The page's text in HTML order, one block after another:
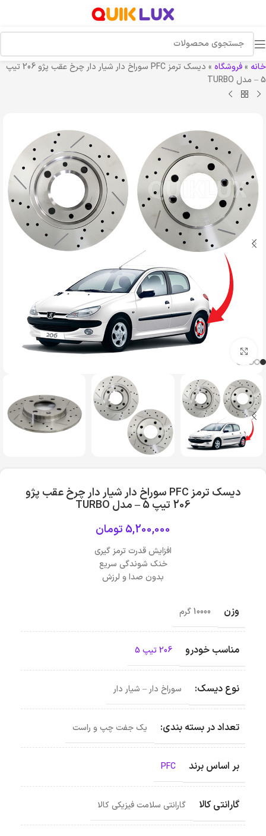
خانه »فروشگاه »
دیسک ترمز PFC سوراخ دار شیار دار چرخ عقب پژو 206 تیپ
5 – مدل TURBO
دیسک ترمز PFC سوراخ دار شیار دار چرخ عقب پژو
206 تیپ 5 – مدل TURBO
5,200,000 تومان
افزایش قدرت ترمز گیری
خنک شوندگی سریع
بدون صدا و لرزش
وزن 10000 گرم
مناسب خودرو 206 تیپ 5
نوع دیسک: سوراخ دار – شیار دار
تعداد در بسته بندی: یک جفت چپ و راست
بر اساس برند PFC
گارانتی کالا گارانتی سلامت فیزیکی کالا